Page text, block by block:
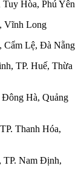
Hòa, Phú Yên
Vĩnh Long
Cẩm Lệ, Đà Nẵng
TP. Huế, Thừa
Hà, Quảng
Thanh Hóa,
TP. Nam Định,